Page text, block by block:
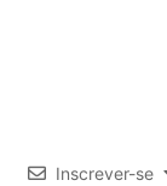
Inscrever-se